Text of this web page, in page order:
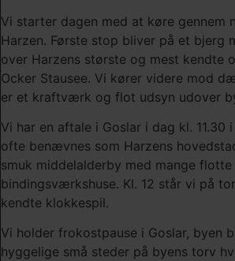
Vi starter dagen med at køre gennem
Harzen. Første stop bliver på et bjerg
over Harzens største og mest kendte
Ocker Stausee. Vi kører videre mod
er et kraftværk og flot udsyn udover
Vi har en aftale i Goslar i dag kl. 11.30
ofte benævnes som Harzens
smuk middelalderby med mange flotte
bindingsværkshuse. Kl. 12 står vi på
kendte klokkespil.
Vi holder frokostpause i Goslar, byen
hyggelige små steder på byens torv